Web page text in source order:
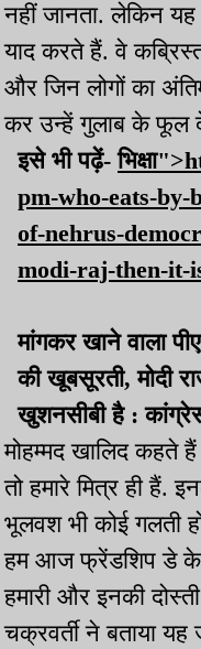
नहीं जानता. लेकिन
याद करते हैं. वे
और जिन लोगों का
कर उन्हें गुलाब के फूल
इसे भी पढ़ें-
pm-who-eats-by-
of-nehrus-
modi-raj-then-it-
मांगकर खाने वाला
की खूबसूरती, मोदी
खुशनसीबी है :
मोहम्मद खालिद कहते
तो हमारे मित्र ही हैं.
भूलवश भी कोई गलती
हम आज फ्रेंडशिप डे के
हमारी और इनकी
चक्रवर्ती ने बताया यह